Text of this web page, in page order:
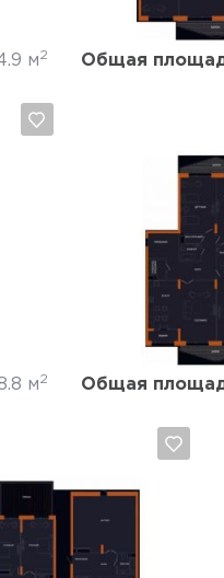
м2 Общая
м2 Общая
Да, удалить